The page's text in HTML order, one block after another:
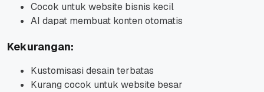
Cocok untuk website bisnis kecil
AI dapat membuat konten otomatis
Kekurangan:
Kustomisasi desain terbatas
Kurang cocok untuk website besar